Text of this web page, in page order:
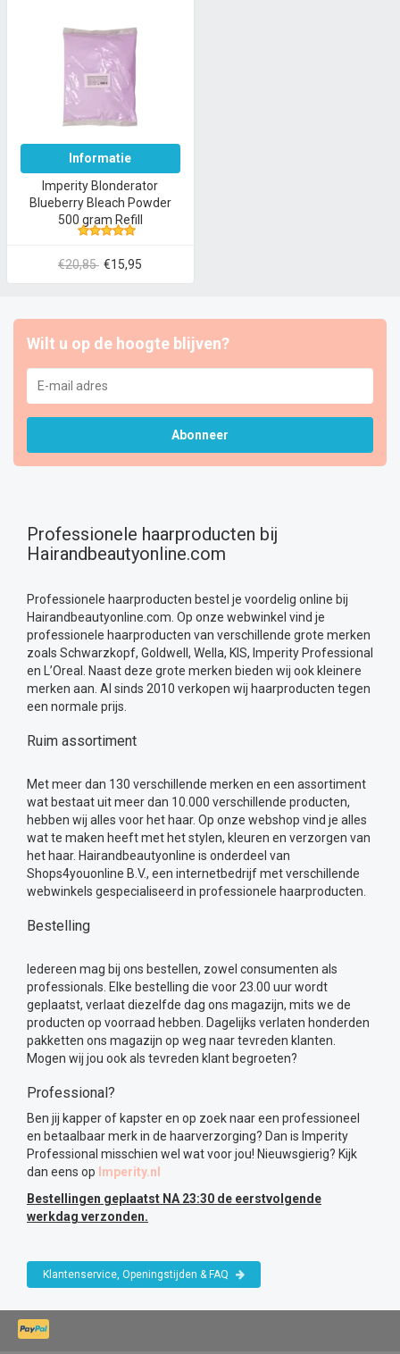
Informatie
Imperity Blonderator
Blueberry Bleach Powder
500 gram Refill
€20,85 €15,95
Wilt u op de hoogte blijven?
Abonneer
Professionele haarproducten bij
Hairandbeautyonline.com
Professionele haarproducten bestel je voordelig online bij
Hairandbeautyonline.com. Op onze webwinkel vind je
professionele haarproducten van verschillende grote merken
zoals Schwarzkopf, Goldwell , Wella, KIS, Imperity Professional
en L’Oreal . Naast deze grote merken bieden wij ook kleinere
merken aan. Al sinds 2010 verkopen wij haarproducten tegen
een normale prijs.
Ruim assortiment
Met meer dan 130 verschillende merken en een assortiment
wat bestaat uit meer dan 10.000 verschillende producten,
hebben wij alles voor het haar. Op onze webshop vind je alles
wat te maken heeft met het stylen, kleuren en verzorgen van
het haar. Hairandbeautyonline is onderdeel van
Shops4youonline B.V., een internetbedrijf met verschillende
webwinkels gespecialiseerd in professionele haarproducten.
Bestelling
Iedereen mag bij ons bestellen, zowel consumenten als
professionals. Elke bestelling die voor 23.00 uur wordt
geplaatst, verlaat diezelfde dag ons magazijn, mits we de
producten op voorraad hebben. Dagelijks verlaten honderden
pakketten ons magazijn op weg naar tevreden klanten.
Mogen wij jou ook als tevreden klant begroeten?
Professional?
Ben jij kapper of kapster en op zoek naar een professioneel
en betaalbaar merk in de haarverzorging? Dan is Imperity
Professional misschien wel wat voor jou! Nieuwsgierig? Kijk
dan eens op Imperity.nl
Bestellingen geplaatst NA 23:30 de eerstvolgende
werkdag verzonden.
Klantenservice, Openingstijden & FAQ